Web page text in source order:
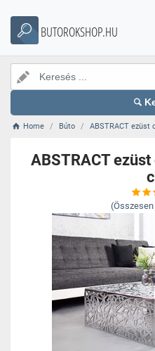
BUTOROKSHOP.HU
Home Búto ABSTRACT ezüst
ABSTRACT
(Összesen